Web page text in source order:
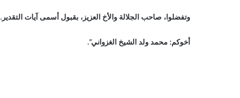
وتفضلوا، صاحب الجلالة والأخ العزيز، بقبول أسمى آيات التقدير.
أخوكم: محمد ولد الشيخ الغزواني”.